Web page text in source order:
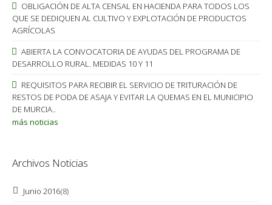
OBLIGACIÓN DE ALTA CENSAL EN HACIENDA PARA TODOS LOS
QUE SE DEDIQUEN AL CULTIVO Y EXPLOTACIÓN DE PRODUCTOS
AGRÍCOLAS
ABIERTA LA CONVOCATORIA DE AYUDAS DEL PROGRAMA DE
DESARROLLO RURAL. MEDIDAS 10 Y 11
REQUISITOS PARA RECIBIR EL SERVICIO DE TRITURACIÓN DE
RESTOS DE PODA DE ASAJA Y EVITAR LA QUEMAS EN EL MUNICIPIO
DE MURCIA..
más noticias
Archivos Noticias
Junio 2016(8)